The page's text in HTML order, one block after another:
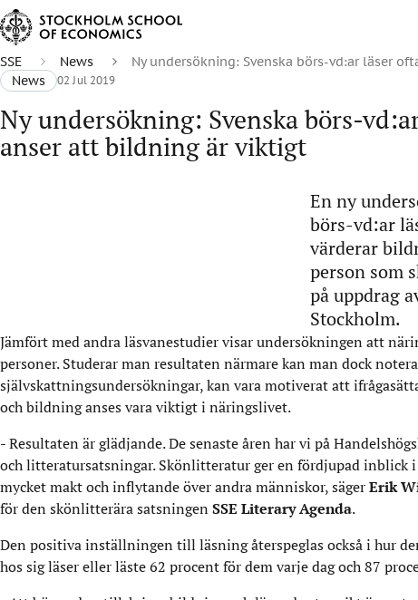
SSE News
Ny undersökning: Svenska börs-vd:ar läser
News
02 Jul 2019
Ny undersökning: Svenska börs-
anser att bildning är viktigt
En ny
börs-vd:ar
värderar
person som
på uppdrag
Stockholm.
Jämfört med andra läsvanestudier visar undersökningen att
personer. Studerar man resultaten närmare kan man dock
självskattningsundersökningar, kan vara motiverat att
och bildning anses vara viktigt i näringslivet.
- Resultaten är glädjande. De senaste åren har vi på
och litteratursatsningar. Skönlitteratur ger en fördjupad
mycket makt och inflytande över andra människor, sägerErik
för den skönlitterära satsningen SSE Literary Agenda.
Den positiva inställningen till läsning återspeglas också i hur
hos sig läser eller läste 62 procent för dem varje dag och 87